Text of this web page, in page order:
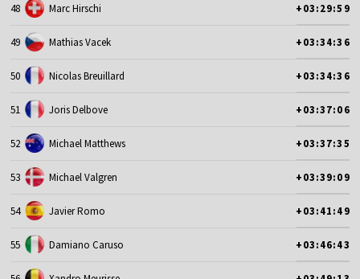
48 Marc Hirschi +03:29:59
49 Mathias Vacek +03:34:36
50 Nicolas Breuillard +03:34:36
51 Joris Delbove +03:37:06
52 Michael Matthews +03:37:35
53 Michael Valgren +03:39:09
54 Javier Romo +03:41:49
55 Damiano Caruso +03:46:43